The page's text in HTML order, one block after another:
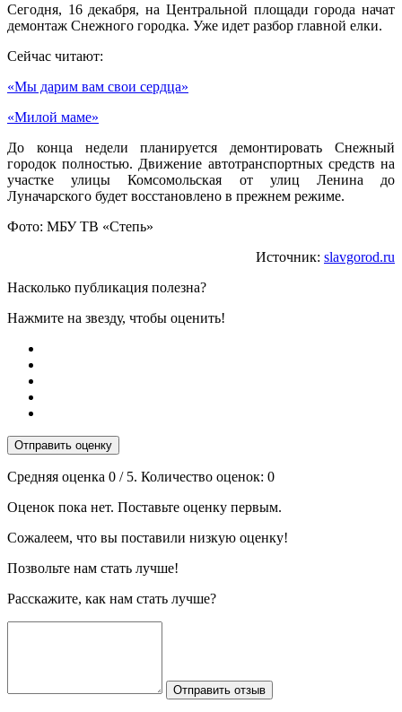
Сегодня, 16 декабря, на Центральной площади города начат
демонтаж Снежного городка. Уже идет разбор главной елки.
Сейчас читают:
«Мы дарим вам свои сердца»
«Милой маме»
До конца недели планируется демонтировать Снежный
городок полностью. Движение автотранспортных средств на
участке улицы Комсомольская от улиц Ленина до
Луначарского будет восстановлено в прежнем режиме.
Фото: МБУ ТВ «Степь»
Источник: slavgorod.ru
Насколько публикация полезна?
Нажмите на звезду, чтобы оценить!
Отправить оценку
Средняя оценка 0 / 5. Количество оценок: 0
Оценок пока нет. Поставьте оценку первым.
Сожалеем, что вы поставили низкую оценку!
Позвольте нам стать лучше!
Расскажите, как нам стать лучше?
Отправить отзыв